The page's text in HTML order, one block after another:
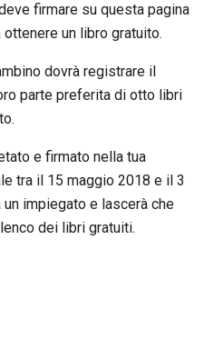
firmare su questa pagina
un libro gratuito.
dovrà registrare il
parte preferita di otto libri
e firmato nella tua
tra il 15 maggio 2018 e il 3
impiegato e lascerà che
dei libri gratuiti.